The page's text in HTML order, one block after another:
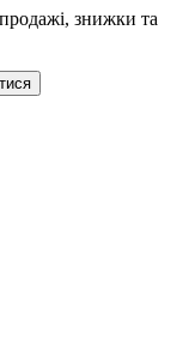
знижки та